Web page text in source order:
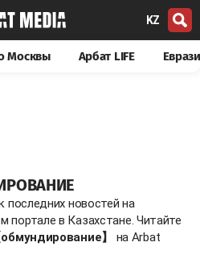
KZ
Москвы Арбат LIFE
последних новостей на
портале в Казахстане. Читайте
обмундирование】
на Arbat